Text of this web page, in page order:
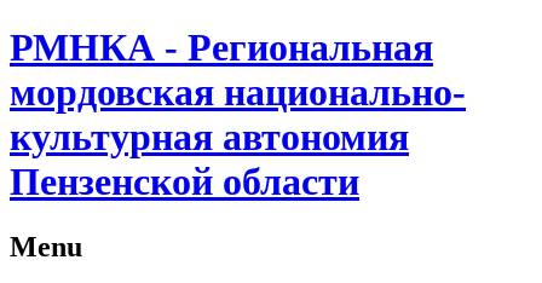
РМНКА - Региональная
мордовская национально-
культурная автономия
Пензенской области
Menu